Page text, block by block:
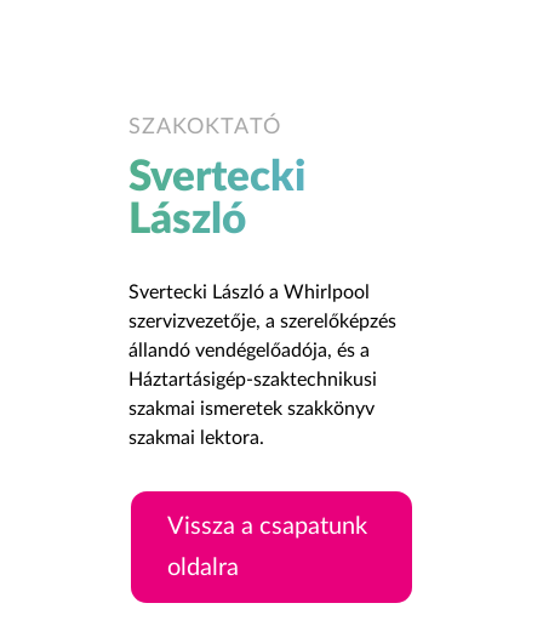
SZAKOKTATÓ
Svertecki
László
Svertecki László aWhirlpool
szervizvezetője, a szerelőképzés
állandó vendégelőadója, és a
Háztartásigép-szaktechnikusi
szakmai ismeretek szakkönyv
szakmai lektora.
Vissza a csapatunk
oldalra